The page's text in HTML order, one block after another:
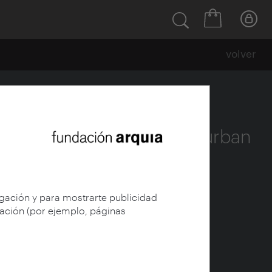
y para mostrarte publicidad
(por ejemplo, páginas
volver
olympic games to urban
/ alphabet cities]